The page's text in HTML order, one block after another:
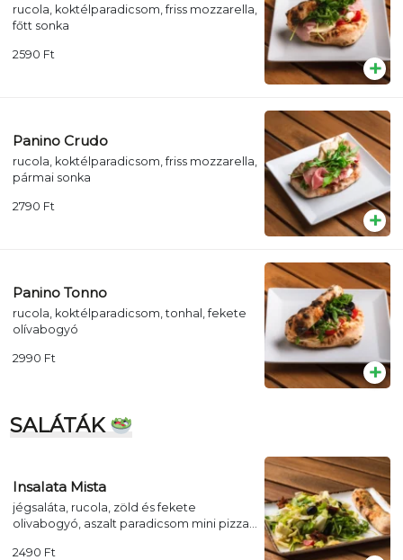
rucola, koktélparadicsom, friss mozzarella,
főtt sonka
2590 Ft
Panino Crudo
rucola, koktélparadicsom, friss mozzarella,
pármai sonka
2790 Ft
Panino Tonno
rucola, koktélparadicsom, tonhal, fekete
olívabogyó
2990 Ft
SALÁTÁK
Insalata Mista
jégsaláta, rucola, zöld és fekete
olivabogyó, aszalt paradicsom mini pizza
2490 Ft